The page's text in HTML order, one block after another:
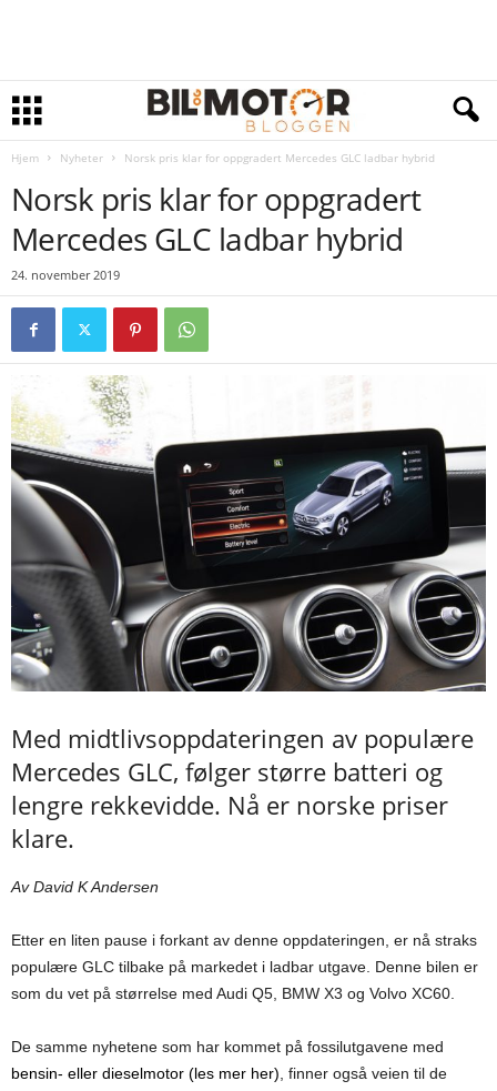
Hjem Nyheter Norsk pris klar for oppgradert Mercedes GLC ladbar hybrid
Norsk pris klar for oppgradert
Mercedes GLC ladbar hybrid
24. november 2019
Med midtlivsoppdateringen av populære
Mercedes GLC, følger større batteri og
lengre rekkevidde. Nå er norske priser
klare.
Av David K Andersen
Etter en liten pause i forkant av denne oppdateringen, er nå straks
populære GLC tilbake på markedet i ladbar utgave. Denne bilen er
som du vet på størrelse med Audi Q5, BMW X3 og Volvo XC60.
De samme nyhetene som har kommet på fossilutgavene med
bensin- eller dieselmotor (les mer her), finner også veien til de